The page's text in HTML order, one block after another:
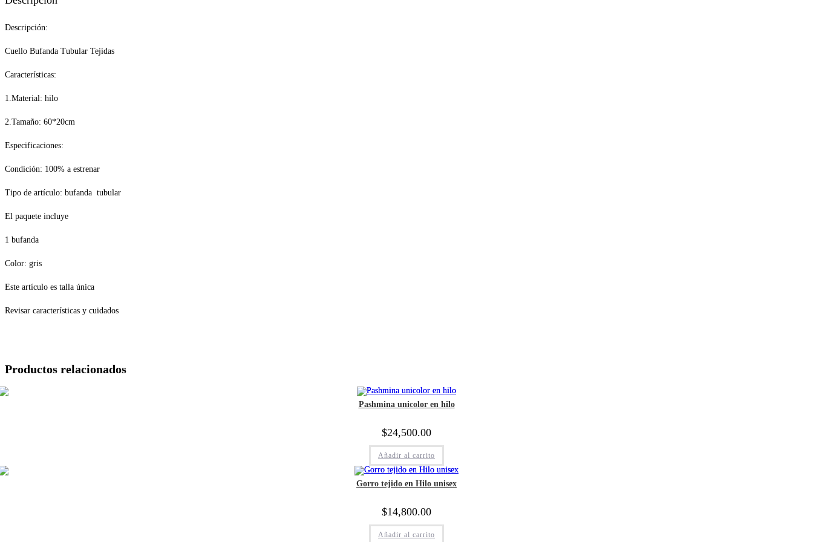
Descripción:
Cuello Bufanda Tubular Tejidas
Características:
1.Material: hilo
2.Tamaño: 60*20cm
Especificaciones:
Condición: 100% a estrenar
Tipo de artículo: bufanda tubular
El paquete incluye
1 bufanda
Color: gris
Este artículo es talla única
Revisar características y cuidados
Productos relacionados
Pashmina unicolor en hilo
$24,500.00
Añadir al carrito
Gorro tejido en Hilo unisex
$14,800.00
Añadir al carrito